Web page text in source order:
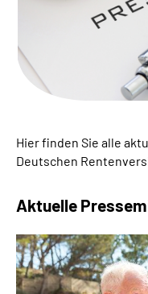
Inhalte in
Suche
Hier finden Sie alle
Deutschen
Aktuelle